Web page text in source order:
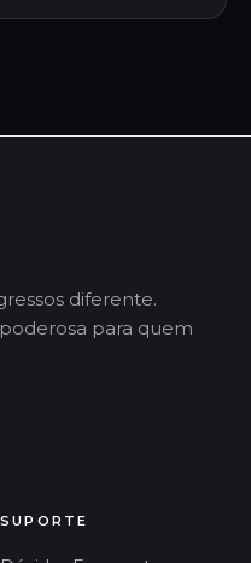
diferente.
para quem
SUPORTE